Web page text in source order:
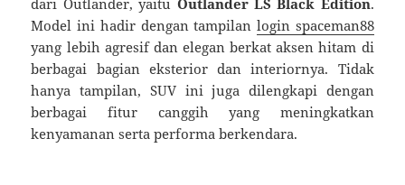
Model ini hadir dengan tampilan login spaceman88
yang lebih agresif dan elegan berkat aksen hitam di
berbagai bagian eksterior dan interiornya. Tidak
hanya tampilan, SUV ini juga dilengkapi dengan
berbagai fitur canggih yang meningkatkan
kenyamanan serta performa berkendara.